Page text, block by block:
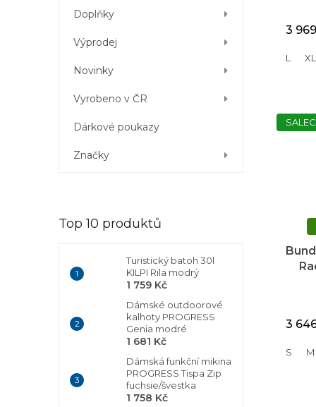
Doplňky
Výprodej
Novinky
Vyrobeno v ČR
Dárkové poukazy
Značky
Top 10 produktů
Turistický batoh 30l
KILPI Rila modrý
1 759 Kč
Dámské outdoorové
kalhoty PROGRESS
Genia modré
1 681 Kč
Dámská funkční mikina
PROGRESS Tispa Zip
fuchsie/švestka
1 758 Kč
3
L XL
3
S M